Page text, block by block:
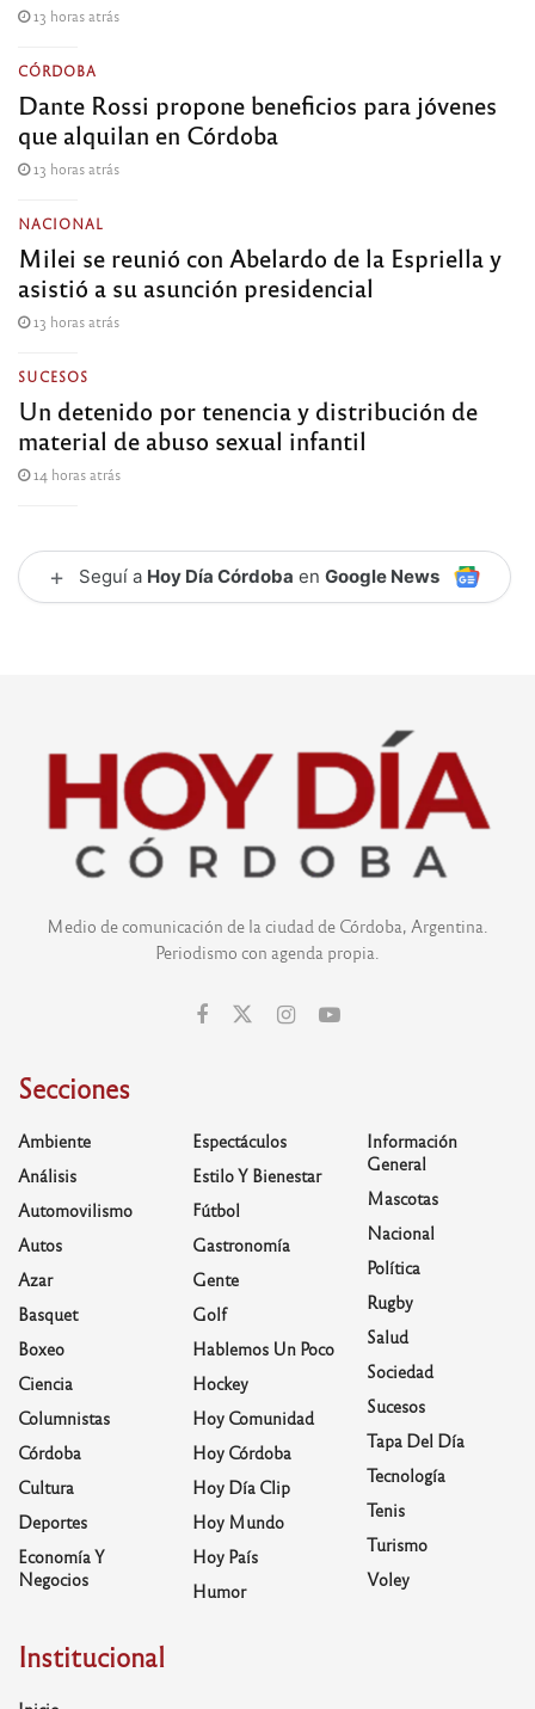
13 horas atrás
CÓRDOBA
Dante Rossi propone beneficios para jóvenes
que alquilan en Córdoba
13 horas atrás
NACIONAL
Milei se reunió con Abelardo de la Espriella y
asistió a su asunción presidencial
13 horas atrás
SUCESOS
Un detenido por tenencia y distribución de
material de abuso sexual infantil
14 horas atrás
+ Seguí a Hoy Día Córdoba en Google News
Medio de comunicación de la ciudad de Córdoba, Argentina.
Periodismo con agenda propia.
Secciones
Ambiente
Análisis
Automovilismo
Autos
Azar
Basquet
Boxeo
Ciencia
Columnistas
Córdoba
Cultura
Deportes
Economía Y
Negocios
Espectáculos
Estilo Y Bienestar
Fútbol
Gastronomía
Gente
Golf
Hablemos Un Poco
Hockey
Hoy Comunidad
Hoy Córdoba
Hoy Día Clip
Hoy Mundo
Hoy País
Humor
Información
General
Mascotas
Nacional
Política
Rugby
Salud
Sociedad
Sucesos
Tapa Del Día
Tecnología
Tenis
Turismo
Voley
Institucional